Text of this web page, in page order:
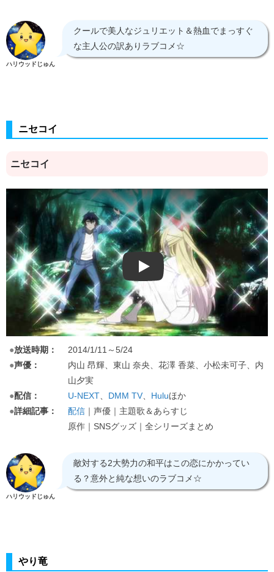
ハリウッドじゅん
クールで美人なジュリエット＆熱血でまっすぐ
な主人公の訳ありラブコメ☆
ニセコイ
ニセコイ
Play
●放送時期：
2014/1/11～5/24
●声優：
内山 昂輝、東山 奈央、花澤 香菜、小松未可子、内
山夕実
●配信： U-NEXT DMM TV Huluほか
●詳細記事： 配信 ｜声優｜主題歌＆あらすじ
原作｜SNSグッズ｜全シリーズまとめ
ハリウッドじゅん
敵対する2大勢力の和平はこの恋にかかってい
る？意外と純な想いのラブコメ☆
やり竜